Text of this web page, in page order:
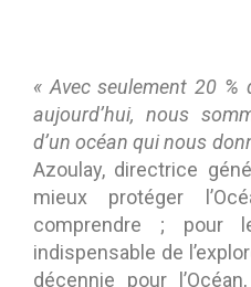
« Avec seulement 20
aujourd’hui, nous
d’un océan qui nous
Azoulay, directrice
mieux protéger
comprendre ; pour
indispensable de
décennie pour